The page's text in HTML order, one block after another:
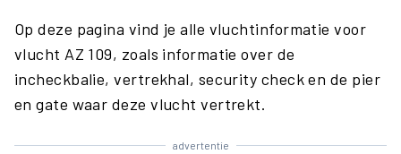
Op deze pagina vind je alle vluchtinformatie voor
vlucht AZ 109, zoals informatie over de
incheckbalie, vertrekhal, security check en de pier
en gate waar deze vlucht vertrekt.
advertentie